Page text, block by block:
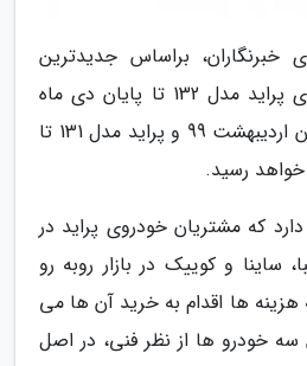
خبرنگاران، براساس جدیدترین
اعلام شرکت سایپا فراوری پراید مدل 132 تا پایان دی ماه
98، پراید مدل 111 تا پایان اردیبهشت 99 و پراید مدل 131 تا
که مشتریان خودروی پراید در
ساینا و کوییک در بازار روبه رو
ها اقدام به خرید آن ها می
سه خودرو ها از نظر فنی، در اصل